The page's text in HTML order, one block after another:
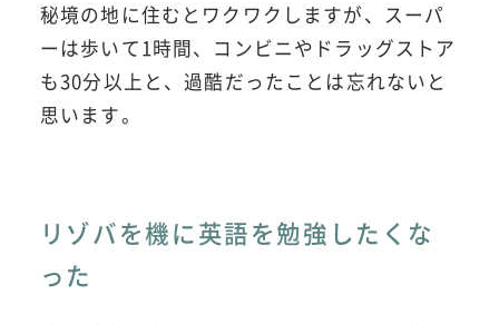
秘境の地に住むとワクワクしますが、スーパ
ーは歩いて1時間、コンビニやドラッグストア
も30分以上と、過酷だったことは忘れないと
思います。
リゾバを機に英語を勉強したくな
った